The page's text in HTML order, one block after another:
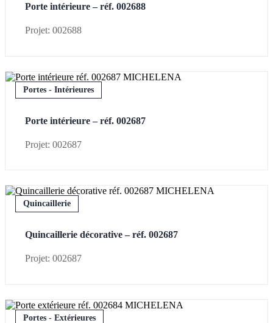
Porte intérieure – réf. 002688
Projet: 002688
Portes - Intérieures
Porte intérieure – réf. 002687
Projet: 002687
Quincaillerie
Quincaillerie décorative – réf. 002687
Projet: 002687
Portes - Extérieures